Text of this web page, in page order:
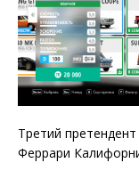
Третий
Феррари